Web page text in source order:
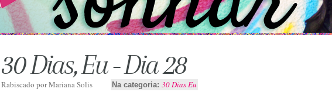
30 Dias, Eu - Dia 28
Rabiscado porMariana Solis Na categoria: 30 Dias Eu